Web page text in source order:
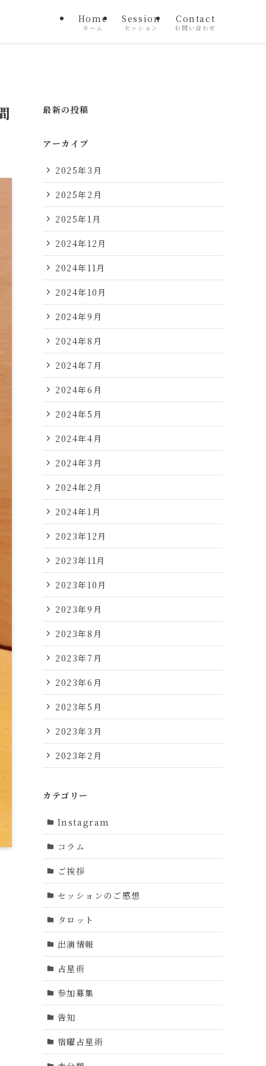
Home
ホーム
Session
セッション
Contact
お問い合わせ
最新の投稿
アーカイブ
2025年3月
2025年2月
2025年1月
2024年12月
2024年11月
2024年10月
2024年9月
2024年8月
2024年7月
2024年6月
2024年5月
2024年4月
2024年3月
2024年2月
2024年1月
2023年12月
2023年11月
2023年10月
2023年9月
2023年8月
2023年7月
2023年6月
2023年5月
2023年3月
2023年2月
カテゴリー
Instagram
コラム
ご挨拶
セッションのご感想
タロット
出演情報
占星術
参加募集
告知
宿曜占星術